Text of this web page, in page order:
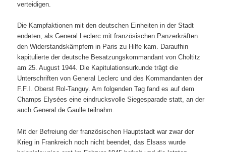
verteidigen.
Die Kampfaktionen mit den deutschen Einheiten in der Stadt
endeten, als General Leclerc mit französischen Panzerkräften
den Widerstandskämpfern in Paris zu Hilfe kam. Daraufhin
kapitulierte der deutsche Besatzungskommandant von Choltitz
am 25. August 1944. Die Kapitulationsurkunde trägt die
Unterschriften von General Leclerc und des Kommandanten der
F.F.I. Oberst Rol-Tanguy. Am folgenden Tag fand es auf dem
Champs Elysées eine eindrucksvolle Siegesparade statt, an der
auch General de Gaulle teilnahm.
Mit der Befreiung der französischen Hauptstadt war zwar der
Krieg in Frankreich noch nicht beendet, das Elsass wurde